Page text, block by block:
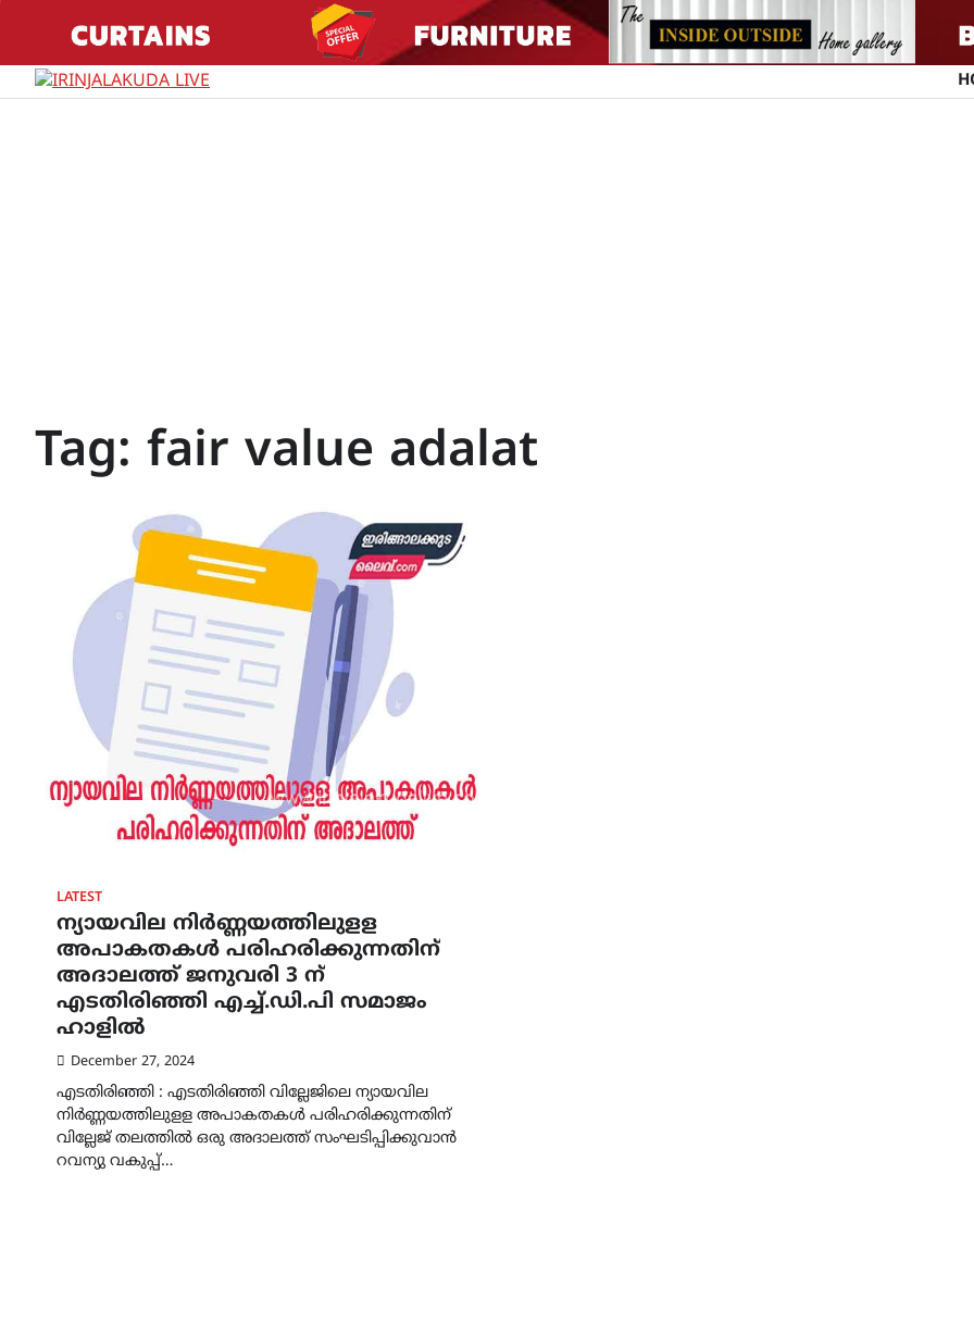
content
Tag: fair value adalat
LATEST
ന്യായവില നിര്‍ണ്ണയത്തിലുളള
അപാകതകള്‍ പരിഹരിക്കുന്നതിന്
അദാലത്ത് ജനുവരി 3 ന്
എടതിരിഞ്ഞി എച്ച്.ഡി.പി സമാജം
ഹാളില്‍
December 27, 2024
എടതിരിഞ്ഞി : എടതിരിഞ്ഞി വില്ലേജിലെ ന്യായവില
നിര്‍ണ്ണയത്തിലുളള അപാകതകള്‍ പരിഹരിക്കുന്നതിന്
വില്ലേജ് തലത്തില്‍ ഒരു അദാലത്ത് സംഘടിപ്പിക്കുവാന്‍
റവന്യു വകുപ്പ്…